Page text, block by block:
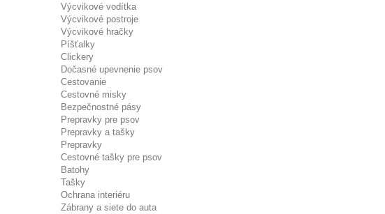
Výcvikové vodítka
Výcvikové postroje
Výcvikové hračky
Píšťalky
Clickery
Dočasné upevnenie psov
Cestovanie
Cestovné misky
Bezpečnostné pásy
Prepravky pre psov
Prepravky a tašky
Prepravky
Cestovné tašky pre psov
Batohy
Tašky
Ochrana interiéru
Zábrany a siete do auta